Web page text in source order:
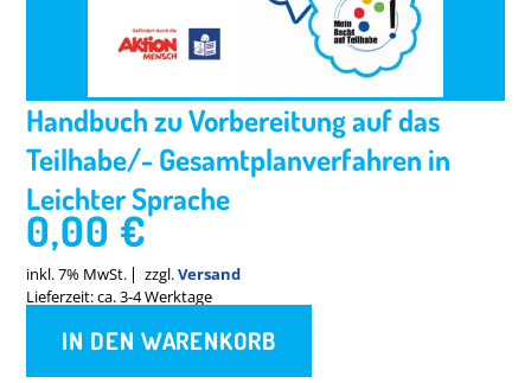
Handbuch zu Vorbereitung auf das
Teilhabe/- Gesamtplanverfahren in
Leichter Sprache
0,00 €
inkl. 7% MwSt. zzgl.Versand
Lieferzeit: ca. 3-4 Werktage
IN DEN WARENKORB